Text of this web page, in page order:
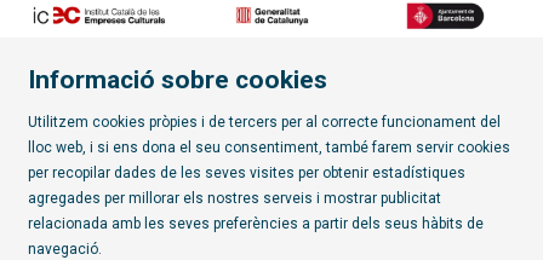
Diapositiva 2 de 7
Subscriu-te al butlletí
Sitemap |
Informació sobre cookies
Utilitzem cookies pròpies i de tercers per al correcte funcionament del
lloc web, i si ens dona el seu consentiment, també farem servir cookies
per recopilar dades de les seves visites per obtenir estadístiques
agregades per millorar els nostres serveis i mostrar publicitat
relacionada amb les seves preferències a partir dels seus hàbits de
navegació.